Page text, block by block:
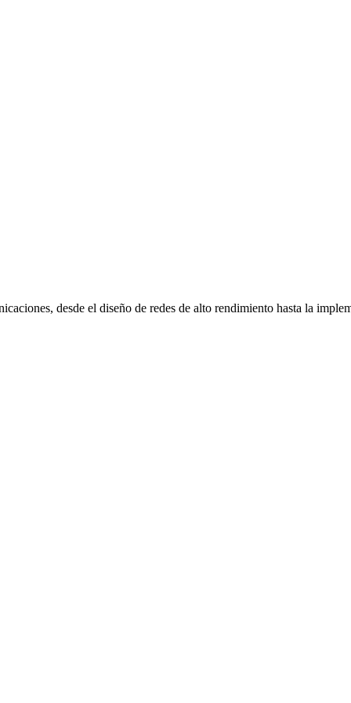
desde el diseño de redes de alto rendimiento hasta la